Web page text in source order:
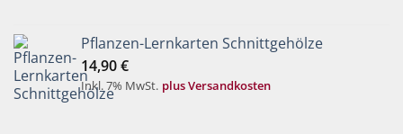
Pflanzen-Lernkarten Schnittgehölze
14,90€
Inkl. 7% MwSt. plus Versandkosten